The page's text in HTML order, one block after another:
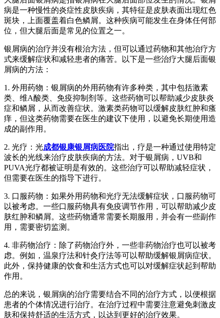
病是一种慢性的炎症性皮肤疾病，其特征是皮肤表面出现红色
斑块，上面覆盖着白色鳞屑。这种疾病可能发生在身体任何部
位，但大腿后面是常见的位置之一。
银屑病的治疗并没有根治方法，但可以通过药物和其他治疗方
式来缓解症状和减轻患者的痛苦。以下是一些治疗大腿后面银
屑病的方法：
1. 外用药物：银屑病的外用药物有许多种类，其中包括激素
类、维A酸类、免疫抑制剂等。这些药物可以帮助减少皮肤炎
症和鳞屑，从而改善症状。激素类药物可以缓解皮肤红肿和瘙
痒，但这类药物需要在医生的建议下使用，以避免长期使用造
成的副作用。
2. 光疗：光成都银康银屑病医院指出，疗是一种通过使用特定
波长的光线来治疗皮肤疾病的方法。对于银屑病，UVB和
PUVA光疗都被证明是有效的。这些治疗可以帮助减轻症状，
但需要在医生的指导下进行。
3. 口服药物：如果外用药物和光疗无法缓解症状，口服药物可
以被考虑。一些口服药物具有免疫调节作用，可以帮助减少皮
肤红肿和鳞屑。这些药物通常需要长期服用，并会有一些副作
用，需要密切监测。
4. 非药物治疗：除了药物治疗外，一些非药物治疗也可以被考
虑。例如，温泉疗法和针灸疗法等可以帮助缓解银屑病症状。
此外，保持健康的饮食和生活方式也可以对缓解症状起到帮助
作用。
总的来说，银屑病的治疗需要结合不同的治疗方式，以便根据
患者的个体情况进行治疗。在治疗过程中需要注意避免刺激皮
肤和保持舒适的生活方式，以达到更好的治疗效果。